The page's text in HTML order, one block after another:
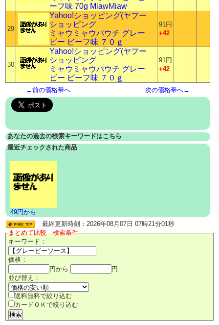
ーフ味 70g MiawMiaw
29
Yahoo!ショッピング(ヤフー
ショッピング
ミャウミャウパウチ グレー
ビー ビーフ味 ７０ｇ
91円
+42
30
Yahoo!ショッピング(ヤフー
ショッピング
ミャウミャウパウチ グレー
ビー ビーフ味 ７０ｇ
91円
+42
←前の価格帯へ 次の価格帯へ→
あなたの過去の検索キーワードはこちら
最近チェックされた商品
49円から
最終更新時刻：2026年08月07日 07時21分01秒
まとめて比較 検索条件
キーワード：
価格：
円から
円
並び替え：
送料無料で絞り込む
カードＯＫで絞り込む